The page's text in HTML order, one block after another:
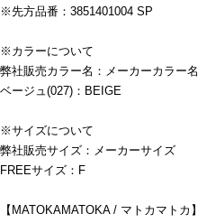
※先方品番：3851401004 SP
※カラーについて
弊社販売カラー名：メーカーカラー名
ベージュ(027)：BEIGE
※サイズについて
弊社販売サイズ：メーカーサイズ
FREEサイズ：F
【MATOKAMATOKA / マトカマトカ】